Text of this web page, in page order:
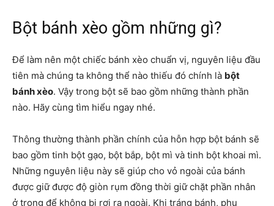
Bột bánh xèo gồm những gì?
Để làm nên một chiếc bánh xèo chuẩn vị, nguyên liệu đầu
tiên mà chúng ta không thể nào thiếu đó chính là bột
bánh xèo. Vậy trong bột sẽ bao gồm những thành phần
nào. Hãy cùng tìm hiểu ngay nhé.
Thông thường thành phần chính của hỗn hợp bột bánh sẽ
bao gồm tinh bột gạo, bột bắp, bột mì và tinh bột khoai mì.
Những nguyên liệu này sẽ giúp cho vỏ ngoài của bánh
được giữ được độ giòn rụm đồng thời giữ chặt phần nhân
ở trong để không bị rơi ra ngoài. Khi tráng bánh, phụ